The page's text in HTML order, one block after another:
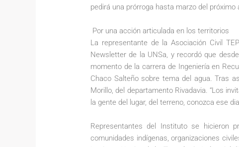
pedirá una prórroga hasta marzo del próximo
Por una acción articulada en los territorios
La representante de la Asociación Civil
Newsletter de la UNSa, y recordó que
momento de la carrera de Ingeniería en
Chaco Salteño sobre tema del agua. Tras
Morillo, del departamento Rivadavia. “Los
la gente del lugar, del terreno, conozca ese
Representantes del Instituto se hicieron
comunidades indígenas, organizaciones